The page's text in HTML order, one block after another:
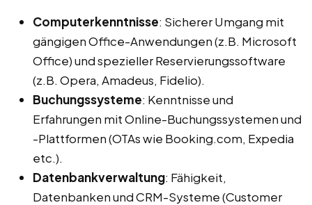
Computerkenntnisse: Sicherer Umgang mit
gängigen Office-Anwendungen (z.B. Microsoft
Office) und spezieller Reservierungssoftware
(z.B. Opera, Amadeus, Fidelio).
Buchungssysteme: Kenntnisse und
Erfahrungen mit Online-Buchungssystemen und
-Plattformen (OTAs wie Booking.com, Expedia
etc.).
Datenbankverwaltung: Fähigkeit,
Datenbanken und CRM-Systeme (Customer